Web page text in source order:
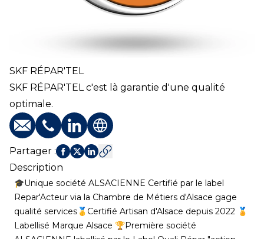
SKF RÉPAR'TEL
SKF RÉPAR'TEL c'est là garantie d'une qualité
optimale.
E-mailTéléphoneProfil LinkedIn
Site web
Partager :
Description
🎓Unique société ALSACIENNE Certifié par le label
Repar'Acteur via la Chambre de Métiers d'Alsace gage
qualité services🥇Certifié Artisan d'Alsace depuis 2022 🏅
Labellisé Marque Alsace 🏆Première société